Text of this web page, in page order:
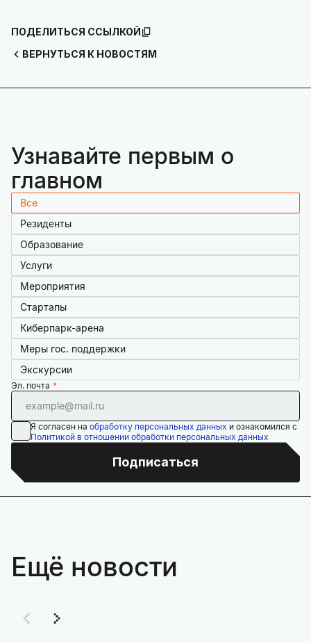
ВЕРНУТЬСЯ К НОВОСТЯМ
ПОДЕЛИТЬСЯ ССЫЛКОЙ
Узнавайте первым о
главном
Все
Резиденты
Образование
Услуги
Мероприятия
Стартапы
Киберпарк-арена
Меры гос. поддержки
Экскурсии
Эл. почта
Я согласен на обработку персональных данных и ознакомился с
Политикой в отношении обработки персональных данных
Подписаться
Ещё новости